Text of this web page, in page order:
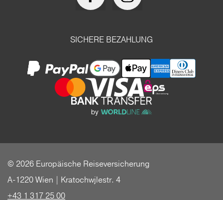
SICHERE BEZAHLUNG
© 2026 Europäische Reiseversicherung
A-1220 Wien | Kratochwjlestr. 4
+43 1 317 25 00